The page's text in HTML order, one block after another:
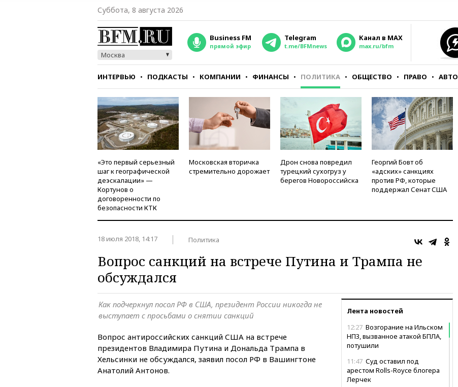
Суббота, 8 августа 2026
Москва
Business FM
прямой эфир
Telegram
t.me/BFMnews
Канал в MAX
max.ru/bfm
ИНТЕРВЬЮ ПОДКАСТЫ КОМПАНИИ ФИНАНСЫ ПОЛИТИКА ОБЩЕСТВО ПРАВО АВТО
СТИЛЬ ТЕСТЫ
«Это первый серьезный
шаг к географической
деэскалации» —
Кортунов о
договоренности по
безопасности КТК
Московская вторичка
стремительно дорожает
Дрон снова повредил
турецкий сухогруз у
берегов Новороссийска
Георгий Бовт об
«адских» санкциях
против РФ, которые
поддержал Сенат США
18 июля 2018, 14:17 Политика
Вопрос санкций на встрече Путина и Трампа не
обсуждался
Лента новостей
12:27 Возгорание на Ильском
НПЗ, вызванное атакой БПЛА,
потушили
11:47 Суд оставил под
арестом Rolls-Royce блогера
Лерчек
Как подчеркнул посол РФ в США, президент России никогда не
выступает с просьбами о снятии санкций
Вопрос антироссийских санкций США на встрече
президентов Владимира Путина и Дональда Трампа в
Хельсинки не обсуждался, заявил посол РФ в Вашингтоне
Анатолий Антонов.